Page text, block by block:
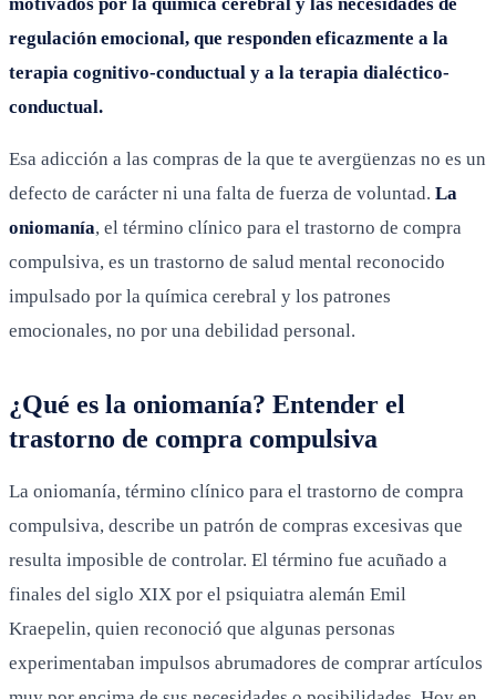
regulación emocional, que responden eficazmente a la
terapia cognitivo-conductual y a la terapia dialéctico-
conductual.
Esa adicción a las compras de la que te avergüenzas no es un
defecto de carácter ni una falta de fuerza de voluntad. La
oniomanía, el término clínico para el trastorno de compra
compulsiva, es un trastorno de salud mental reconocido
impulsado por la química cerebral y los patrones
emocionales, no por una debilidad personal.
¿Qué es la oniomanía? Entender el
trastorno de compra compulsiva
La oniomanía, término clínico para el trastorno de compra
compulsiva, describe un patrón de compras excesivas que
resulta imposible de controlar. El término fue acuñado a
finales del siglo XIX por el psiquiatra alemán Emil
Kraepelin, quien reconoció que algunas personas
experimentaban impulsos abrumadores de comprar artículos